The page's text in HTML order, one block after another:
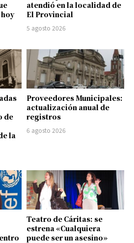
atendió en la localidad de
El Provincial
5 agosto 2026
de
la
Proveedores Municipales:
actualización anual de
registros
6 agosto 2026
Teatro de Cáritas: se
estrena «Cualquiera
puede ser un asesino»